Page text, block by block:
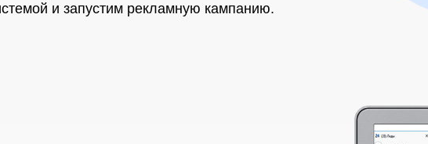
и запустим рекламную кампанию.